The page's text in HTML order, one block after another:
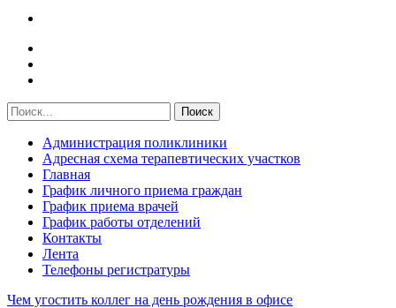
Администрация поликлиники
Адресная схема терапевтических участков
Главная
График личного приема граждан
График приема врачей
График работы отделений
Контакты
Лента
Телефоны регистратуры
Чем угостить коллег на день рождения в офисе